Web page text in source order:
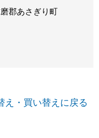
郡あさぎり町
え・買い替えに戻る